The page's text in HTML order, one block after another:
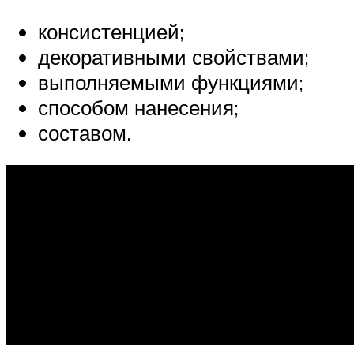
консистенцией;
декоративными свойствами;
выполняемыми функциями;
способом нанесения;
составом.